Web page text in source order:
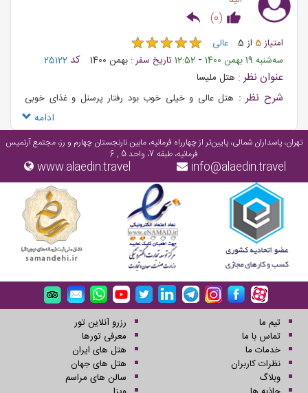
(
0
)
امتیاز5 از 5 عالی ★★★★★
★★★★★
ﺳﻪشنبه 19 بهمن 1400 -
12:52تاریخ سفر : بهمن 1400 کد 25122
عنوان نظر : هتل ملیسا
شرح نظر : هتل عالی و خیلی خوب بود رفتار پرسنل و غذای خوبی
ادامه
تهران، پاسداران شمالی، پایین‌تر از چهارراه فرمانیه، مابین نارنجستان چهارم و رز، مجتمع آرتمیس
فرمانیه، طبقه 7، واحد 5 , 6
info@alaedin.travel
www.alaedin.travel
تیم ما
تماس با ما
خدمات ما
نظرات کاربران
وبلاگ
رزرو آنلاین تور
معرفی تورها
هتل های ایران
هتل های جهان
سالن های مراسم